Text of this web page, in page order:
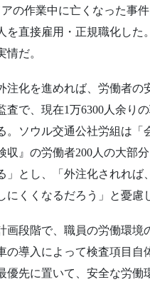
の作業中に亡くなった事件
を直接雇用・正規職化した
だ。
注化を進めれば、労働者の
で、現在1万6300人余り
。ソウル交通公社労組は「
』の労働者200人の大部
」とし、「外注化されれば
くくなるだろう」と憂慮
画段階で、職員の労働環境
の導入によって検査項目自
優先に置いて、安全な労働